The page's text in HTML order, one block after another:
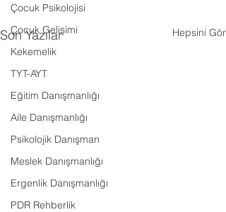
Çocuk Psikolojisi
Çocuk Gelişimi
Kekemelik
TYT-AYT
Eğitim Danışmanlığı
Aile Danışmanlığı
Psikolojik Danışman
Meslek Danışmanlığı
Ergenlik Danışmanlığı
PDR Rehberlik
Son Yazılar Hepsini Gör